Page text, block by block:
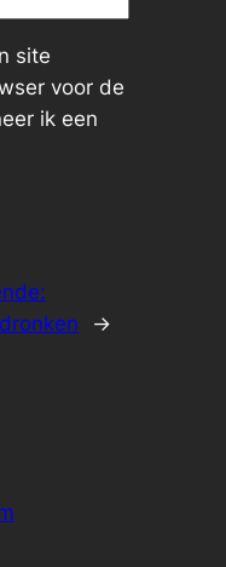
site
voor de
ik een
→